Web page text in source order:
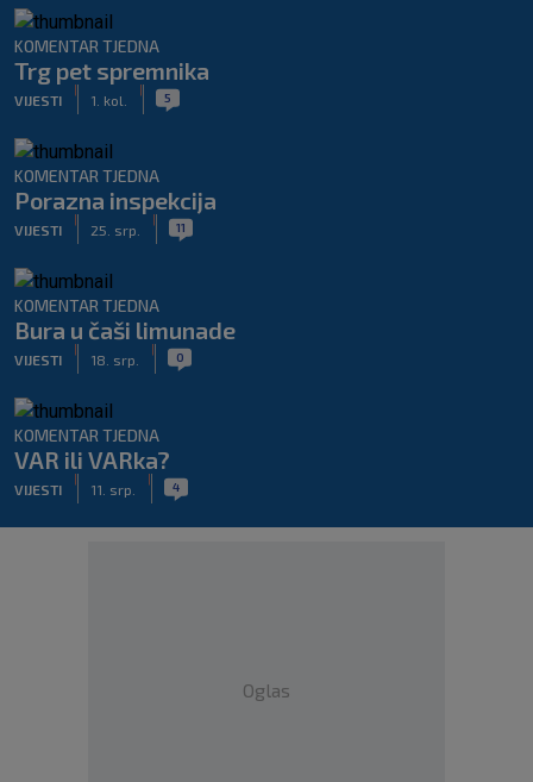
KOMENTAR TJEDNA
Trg pet spremnika
VIJESTI 1. kol. 5
KOMENTAR TJEDNA
Porazna inspekcija
VIJESTI 25. srp. 11
KOMENTAR TJEDNA
Bura u čaši limunade
VIJESTI 18. srp. 0
KOMENTAR TJEDNA
VAR ili VARka?
VIJESTI 11. srp. 4
Oglas